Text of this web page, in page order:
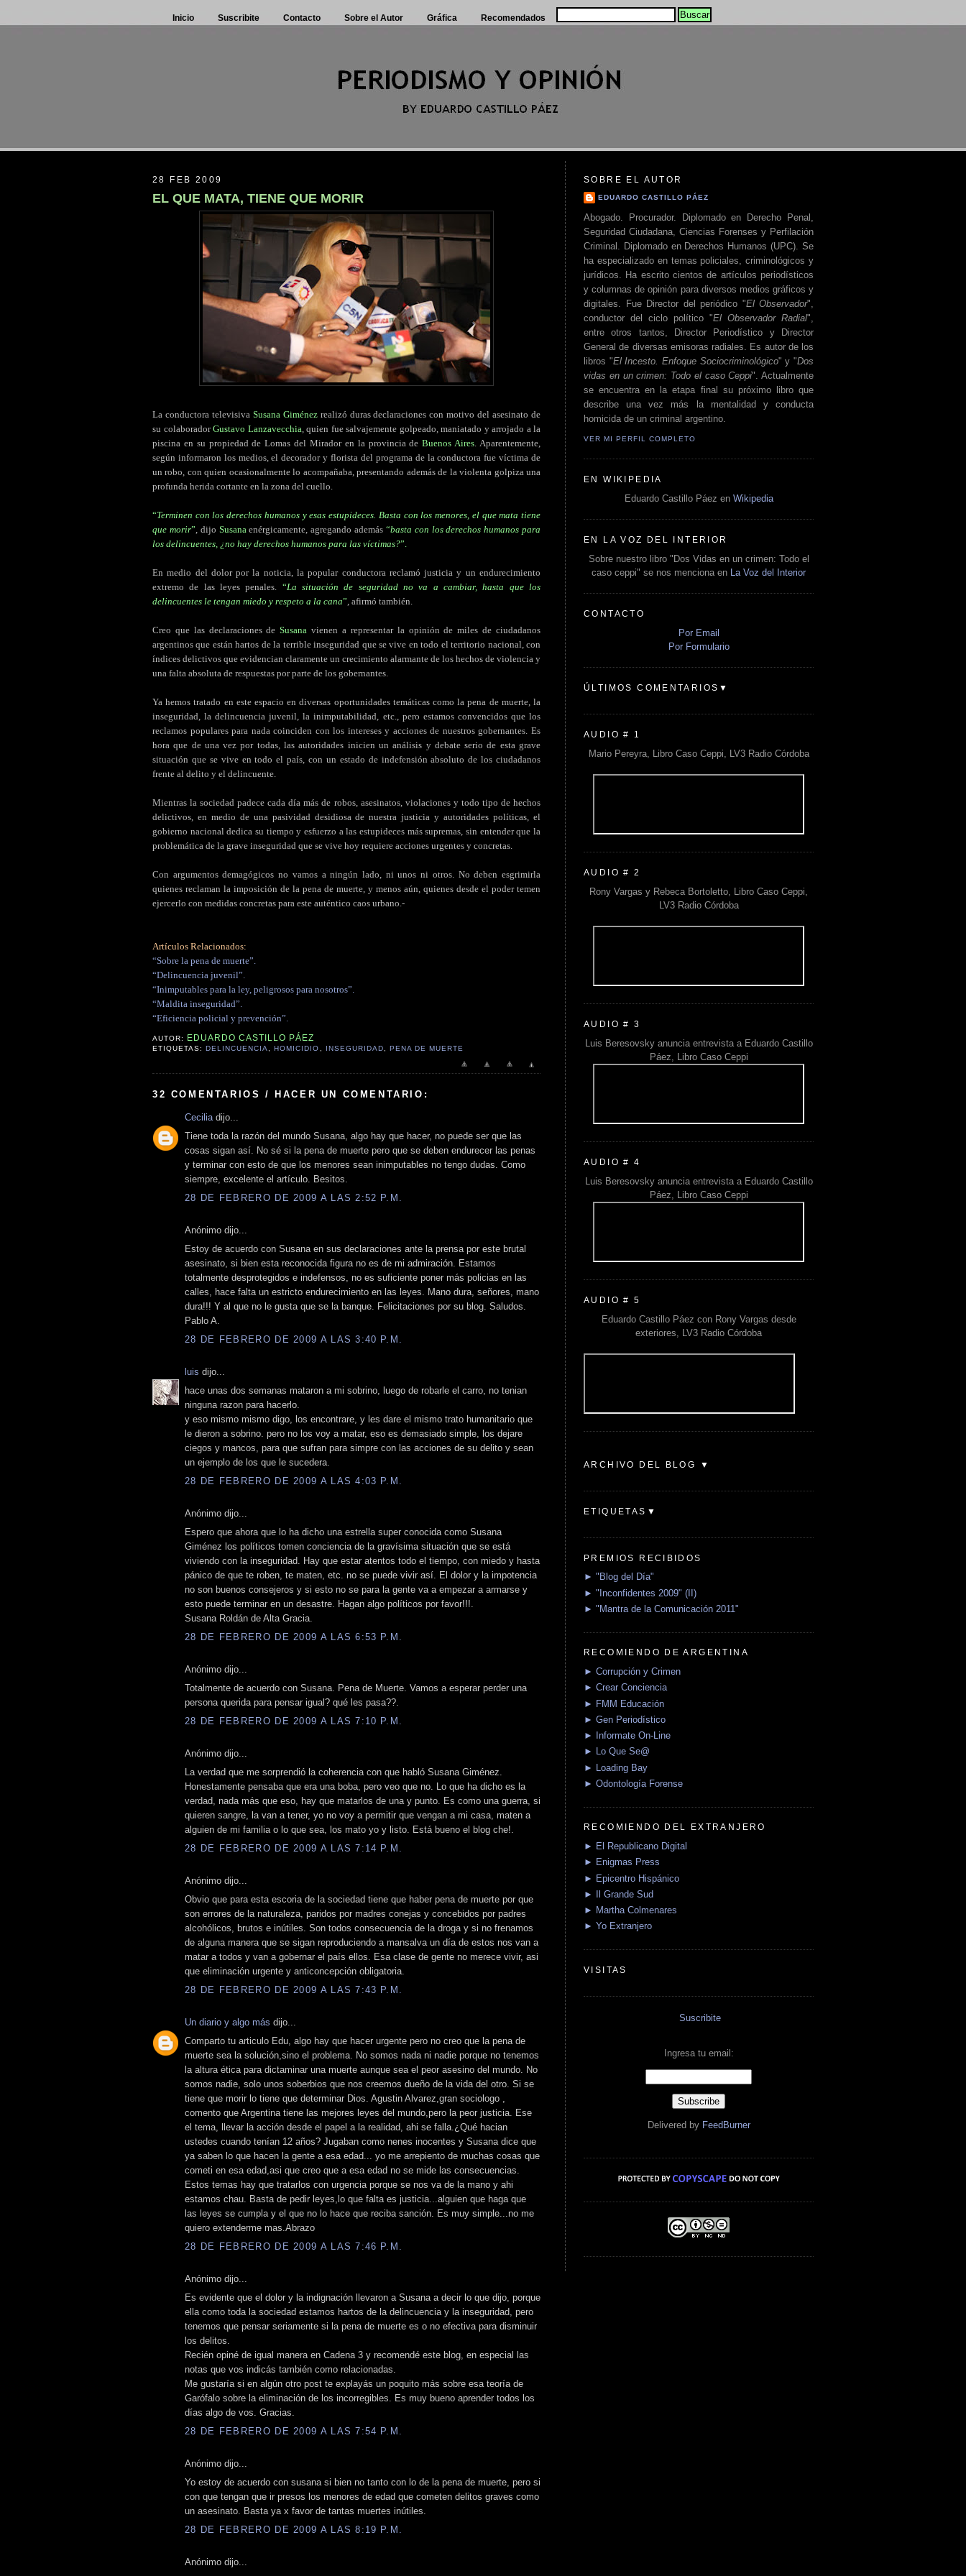
Inicio Suscribite Contacto Sobre el Autor Gráfica Recomendados
28 FEB 2009
EL QUE MATA, TIENE QUE MORIR
La conductora televisiva Susana Giménez realizó duras declaraciones con motivo del asesinato de
su colaborador Gustavo Lanzavecchia, quien fue salvajemente golpeado, maniatado y arrojado a la
piscina en su propiedad de Lomas del Mirador en la provincia deBuenos Aires. Aparentemente,
según informaron los medios, el decorador y florista del programa de la conductora fue víctima de
un robo, con quien ocasionalmente lo acompañaba, presentando además de la violenta golpiza una
profunda herida cortante en la zona del cuello.
“Terminen con los derechos humanos y esas estupideces. Basta con los menores, el que mata tiene
que morir”, dijo Susana enérgicamente, agregando además “basta con los derechos humanos para
los delincuentes, ¿no hay derechos humanos para las víctimas?”.
En medio del dolor por la noticia, la popular conductora reclamó justicia y un endurecimiento
extremo de las leyes penales. “La situación de seguridad no va a cambiar, hasta que los
delincuentes le tengan miedo y respeto a la cana”, afirmó también.
Creo que las declaraciones deSusana vienen a representar la opinión de miles de ciudadanos
argentinos que están hartos de la terrible inseguridad que se vive en todo el territorio nacional, con
índices delictivos que evidencian claramente un crecimiento alarmante de los hechos de violencia y
una falta absoluta de respuestas por parte de los gobernantes.
Ya hemos tratado en este espacio en diversas oportunidades temáticas como la pena de muerte, la
inseguridad, la delincuencia juvenil, la inimputabilidad, etc., pero estamos convencidos que los
reclamos populares para nada coinciden con los intereses y acciones de nuestros gobernantes. Es
hora que de una vez por todas, las autoridades inicien un análisis y debate serio de esta grave
situación que se vive en todo el país, con un estado de indefensión absoluto de los ciudadanos
frente al delito y el delincuente.
Mientras la sociedad padece cada día más de robos, asesinatos, violaciones y todo tipo de hechos
delictivos, en medio de una pasividad desidiosa de nuestra justicia y autoridades políticas, el
gobierno nacional dedica su tiempo y esfuerzo a las estupideces más supremas, sin entender que la
problemática de la grave inseguridad que se vive hoy requiere acciones urgentes y concretas.
Con argumentos demagógicos no vamos a ningún lado, ni unos ni otros. No deben esgrimirla
quienes reclaman la imposición de la pena de muerte, y menos aún, quienes desde el poder temen
ejercerlo con medidas concretas para este auténtico caos urbano.-
Artículos Relacionados:
“Sobre la pena de muerte”.
“Delincuencia juvenil”.
“Inimputables para la ley, peligrosos para nosotros”.
“Maldita inseguridad”.
“Eficiencia policial y prevención”.
AUTOR: EDUARDO CASTILLO PÁEZ
ETIQUETAS:DELINCUENCIA ,HOMICIDIO INSEGURIDAD PENA DE MUERTE
32 COMENTARIOS / HACER UN COMENTARIO:
Cecilia dijo...
Tiene toda la razón del mundo Susana, algo hay que hacer, no puede ser que las
cosas sigan así. No sé si la pena de muerte pero que se deben endurecer las penas
y terminar con esto de que los menores sean inimputables no tengo dudas. Como
siempre, excelente el artículo. Besitos.
28 DE FEBRERO DE 2009 A LAS 2:52 P.M.
Anónimo dijo...
Estoy de acuerdo con Susana en sus declaraciones ante la prensa por este brutal
asesinato, si bien esta reconocida figura no es de mi admiración. Estamos
totalmente desprotegidos e indefensos, no es suficiente poner más policias en las
calles, hace falta un estricto endurecimiento en las leyes. Mano dura, señores, mano
dura!!! Y al que no le gusta que se la banque. Felicitaciones por su blog. Saludos.
Pablo A.
28 DE FEBRERO DE 2009 A LAS 3:40 P.M.
luis dijo...
hace unas dos semanas mataron a mi sobrino, luego de robarle el carro, no tenian
ninguna razon para hacerlo.
y eso mismo mismo digo, los encontrare, y les dare el mismo trato humanitario que
le dieron a sobrino. pero no los voy a matar, eso es demasiado simple, los dejare
ciegos y mancos, para que sufran para simpre con las acciones de su delito y sean
un ejemplo de los que le sucedera.
28 DE FEBRERO DE 2009 A LAS 4:03 P.M.
Anónimo dijo...
Espero que ahora que lo ha dicho una estrella super conocida como Susana
Giménez los políticos tomen conciencia de la gravísima situación que se está
viviendo con la inseguridad. Hay que estar atentos todo el tiempo, con miedo y hasta
pánico de que te roben, te maten, etc. no se puede vivir así. El dolor y la impotencia
no son buenos consejeros y si esto no se para la gente va a empezar a armarse y
esto puede terminar en un desastre. Hagan algo políticos por favor!!!.
Susana Roldán de Alta Gracia.
28 DE FEBRERO DE 2009 A LAS 6:53 P.M.
Anónimo dijo...
Totalmente de acuerdo con Susana. Pena de Muerte. Vamos a esperar perder una
persona querida para pensar igual? qué les pasa??.
28 DE FEBRERO DE 2009 A LAS 7:10 P.M.
Anónimo dijo...
La verdad que me sorprendió la coherencia con que habló Susana Giménez.
Honestamente pensaba que era una boba, pero veo que no. Lo que ha dicho es la
verdad, nada más que eso, hay que matarlos de una y punto. Es como una guerra, si
quieren sangre, la van a tener, yo no voy a permitir que vengan a mi casa, maten a
alguien de mi familia o lo que sea, los mato yo y listo. Está bueno el blog che!.
28 DE FEBRERO DE 2009 A LAS 7:14 P.M.
Anónimo dijo...
Obvio que para esta escoria de la sociedad tiene que haber pena de muerte por que
son errores de la naturaleza, paridos por madres conejas y concebidos por padres
alcohólicos, brutos e inútiles. Son todos consecuencia de la droga y si no frenamos
de alguna manera que se sigan reproduciendo a mansalva un día de estos nos van a
matar a todos y van a gobernar el país ellos. Esa clase de gente no merece vivir, asi
que eliminación urgente y anticoncepción obligatoria.
28 DE FEBRERO DE 2009 A LAS 7:43 P.M.
Un diario y algo más dijo...
Comparto tu articulo Edu, algo hay que hacer urgente pero no creo que la pena de
muerte sea la solución,sino el problema. No somos nada ni nadie porque no tenemos
la altura ética para dictaminar una muerte aunque sea el peor asesino del mundo. No
somos nadie, solo unos soberbios que nos creemos dueño de la vida del otro. Si se
tiene que morir lo tiene que determinar Dios. Agustin Alvarez,gran sociologo ,
comento que Argentina tiene las mejores leyes del mundo,pero la peor justicia. Ese
el tema, llevar la acción desde el papel a la realidad, ahi se falla.¿Qué hacian
ustedes cuando tenían 12 años? Jugaban como nenes inocentes y Susana dice que
ya saben lo que hacen la gente a esa edad... yo me arrepiento de muchas cosas que
cometi en esa edad,asi que creo que a esa edad no se mide las consecuencias.
Estos temas hay que tratarlos con urgencia porque se nos va de la mano y ahi
estamos chau. Basta de pedir leyes,lo que falta es justicia...alguien que haga que
las leyes se cumpla y el que no lo hace que reciba sanción. Es muy simple...no me
quiero extenderme mas.Abrazo
28 DE FEBRERO DE 2009 A LAS 7:46 P.M.
Anónimo dijo...
Es evidente que el dolor y la indignación llevaron a Susana a decir lo que dijo, porque
ella como toda la sociedad estamos hartos de la delincuencia y la inseguridad, pero
tenemos que pensar seriamente si la pena de muerte es o no efectiva para disminuir
los delitos.
Recién opiné de igual manera en Cadena 3 y recomendé este blog, en especial las
notas que vos indicás también como relacionadas.
Me gustaría si en algún otro post te explayás un poquito más sobre esa teoría de
Garófalo sobre la eliminación de los incorregibles. Es muy bueno aprender todos los
días algo de vos. Gracias.
28 DE FEBRERO DE 2009 A LAS 7:54 P.M.
Anónimo dijo...
Yo estoy de acuerdo con susana si bien no tanto con lo de la pena de muerte, pero si
con que tengan que ir presos los menores de edad que cometen delitos graves como
un asesinato. Basta ya x favor de tantas muertes inútiles.
28 DE FEBRERO DE 2009 A LAS 8:19 P.M.
Anónimo dijo...
SOBRE EL AUTOR
EDUARDO CASTILLO PÁEZ
Abogado. Procurador. Diplomado en Derecho Penal,
Seguridad Ciudadana, Ciencias Forenses y Perfilación
Criminal. Diplomado en Derechos Humanos (UPC). Se
ha especializado en temas policiales, criminológicos y
jurídicos. Ha escrito cientos de artículos periodísticos
y columnas de opinión para diversos medios gráficos y
digitales. Fue Director del periódico "El Observador",
conductor del ciclo político "El Observador Radial",
entre otros tantos, Director Periodístico y Director
General de diversas emisoras radiales. Es autor de los
libros "El Incesto. Enfoque Sociocriminológico" y "Dos
vidas en un crimen: Todo el caso Ceppi". Actualmente
se encuentra en la etapa final su próximo libro que
describe una vez más la mentalidad y conducta
homicida de un criminal argentino.
VER MI PERFIL COMPLETO
EN WIKIPEDIA
Eduardo Castillo Páez en Wikipedia
EN LA VOZ DEL INTERIOR
Sobre nuestro libro "Dos Vidas en un crimen: Todo el
caso ceppi" se nos menciona en
La Voz del Interior
CONTACTO
Por Email
Por Formulario
ÚLTIMOS COMENTARIOS▼
AUDIO # 1
Mario Pereyra, Libro Caso Ceppi, LV3 Radio Córdoba
AUDIO # 2
Rony Vargas y Rebeca Bortoletto, Libro Caso Ceppi,
LV3 Radio Córdoba
AUDIO # 3
Luis Beresovsky anuncia entrevista a Eduardo Castillo
Páez, Libro Caso Ceppi
AUDIO # 4
Luis Beresovsky anuncia entrevista a Eduardo Castillo
Páez, Libro Caso Ceppi
AUDIO # 5
Eduardo Castillo Páez con Rony Vargas desde
exteriores, LV3 Radio Córdoba
ARCHIVO DEL BLOG ▼
ETIQUETAS▼
PREMIOS RECIBIDOS
► "Blog del Día"
► "Inconfidentes 2009" (II)
► "Mantra de la Comunicación 2011"
RECOMIENDO DE ARGENTINA
► Corrupción y Crimen
► Crear Conciencia
► FMM Educación
► Gen Periodístico
► Informate On-Line
► Lo Que Se@
► Loading Bay
► Odontología Forense
RECOMIENDO DEL EXTRANJERO
► El Republicano Digital
► Enigmas Press
► Epicentro Hispánico
► Il Grande Sud
► Martha Colmenares
► Yo Extranjero
VISITAS
Suscribite
Ingresa tu email:
Delivered by FeedBurner